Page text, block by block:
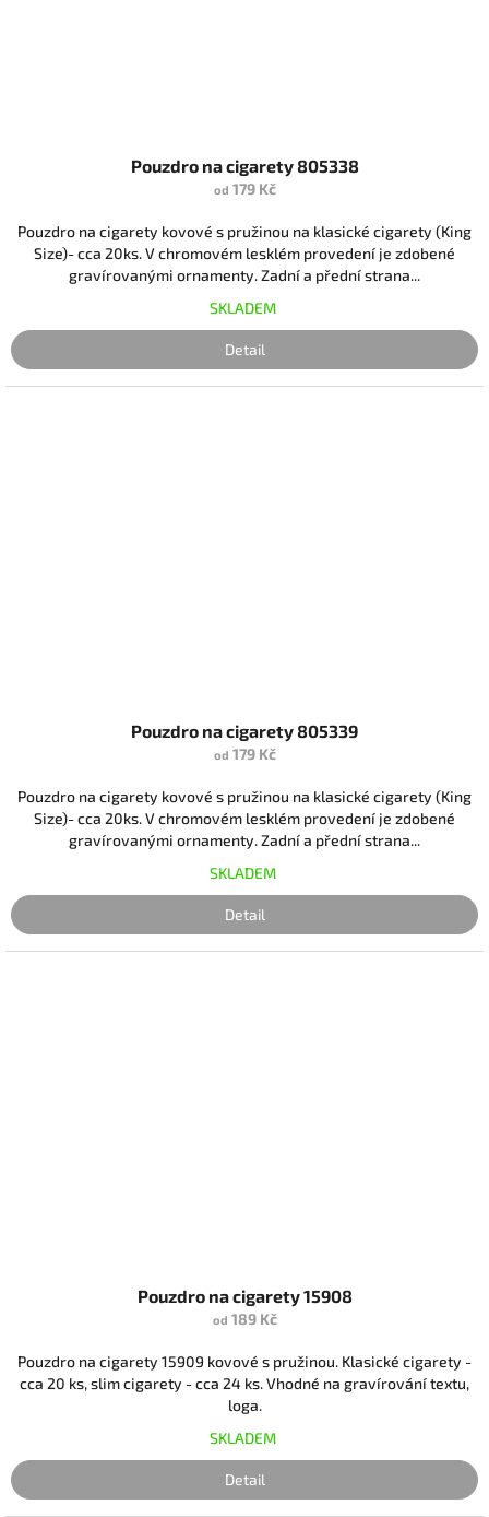
Pouzdro na cigarety 805338
od 179 Kč
Pouzdro na cigarety kovové s pružinou na klasické cigarety (King
Size)- cca 20ks. V chromovém lesklém provedení je zdobené
gravírovanými ornamenty. Zadní a přední strana...
SKLADEM
Detail
Pouzdro na cigarety 805339
od 179 Kč
Pouzdro na cigarety kovové s pružinou na klasické cigarety (King
Size)- cca 20ks. V chromovém lesklém provedení je zdobené
gravírovanými ornamenty. Zadní a přední strana...
SKLADEM
Detail
Pouzdro na cigarety 15908
od 189 Kč
Pouzdro na cigarety 15909 kovové s pružinou. Klasické cigarety -
cca 20 ks, slim cigarety - cca 24 ks. Vhodné na gravírování textu,
loga.
SKLADEM
Detail